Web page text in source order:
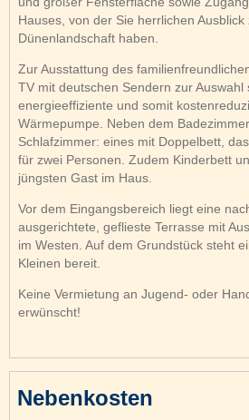
Hauses, von der Sie herrlichen
Dünenlandschaft haben.
Zur Ausstattung des
TV mit deutschen Sendern zur Auswahl
energieeffiziente und somit
Wärmepumpe. Neben dem
Schlafzimmer: eines mit Doppelbett,
für zwei Personen. Zudem Kinderbett
jüngsten Gast im Haus.
Vor dem Eingangsbereich liegt eine
ausgerichtete, geflieste Terrasse mit
im Westen. Auf dem Grundstück steht
Kleinen bereit.
Keine Vermietung an Jugend- oder
erwünscht!
Nebenkosten